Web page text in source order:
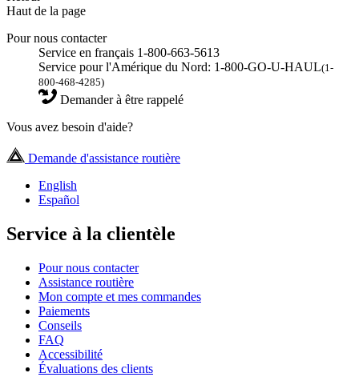
Haut de la page
Pour nous contacter
Service en français 1-800-663-5613
Service pour l'Amérique du Nord: 1-800-GO-U-HAUL(1-
800-468-4285)
Demander à être rappelé
Vous avez besoin d'aide?
Demande d'assistance routière
English
Español
Service à la clientèle
Pour nous contacter
Assistance routière
Mon compte et mes commandes
Paiements
Conseils
FAQ
Accessibilité
Évaluations des clients